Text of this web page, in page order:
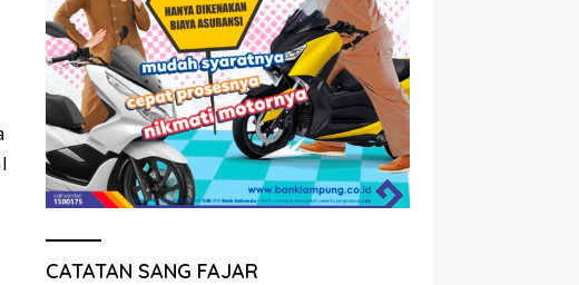
CATATAN SANG FAJAR